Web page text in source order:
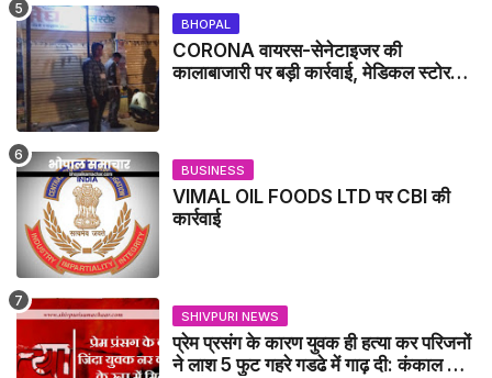
BHOPAL
CORONA वायरस-सेनेटाइजर की
कालाबाजारी पर बड़ी कार्रवाई, मेडिकल स्टोर
BUSINESS
VIMAL OIL FOODS LTD पर CBI की
कार्रवाई
SHIVPURI NEWS
प्रेम प्रसंग के कारण युवक ही हत्या कर परिजनों
ने लाश 5 फुट गहरे गडढे में गाढ़ दी: कंकाल के